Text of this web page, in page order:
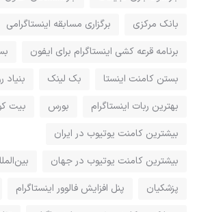
بانک مرکزی
برگزاری مسابقه اینستاگرامی
برنامه قرعه کشی اینستاگرام برای ایفون
بستن کامنت اینستا
بک لینک
بنیاد
بهترین ربات اینستاگرام
بورس
بیت
بیشترین کامنت یوتیوب در ایران
بیشترین کامنت یوتیوب در جهان
پزشکیان
پنل افزایش فالوور اینستاگرام